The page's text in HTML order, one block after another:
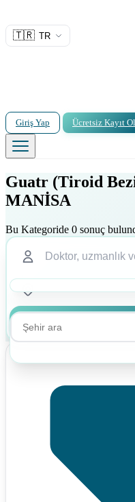
🇹🇷 TR
Giriş Yap Ücretsiz Kayıt Ol
Guatr (Tiroid
MANİSA
Bu Kategoride 0 sonuç